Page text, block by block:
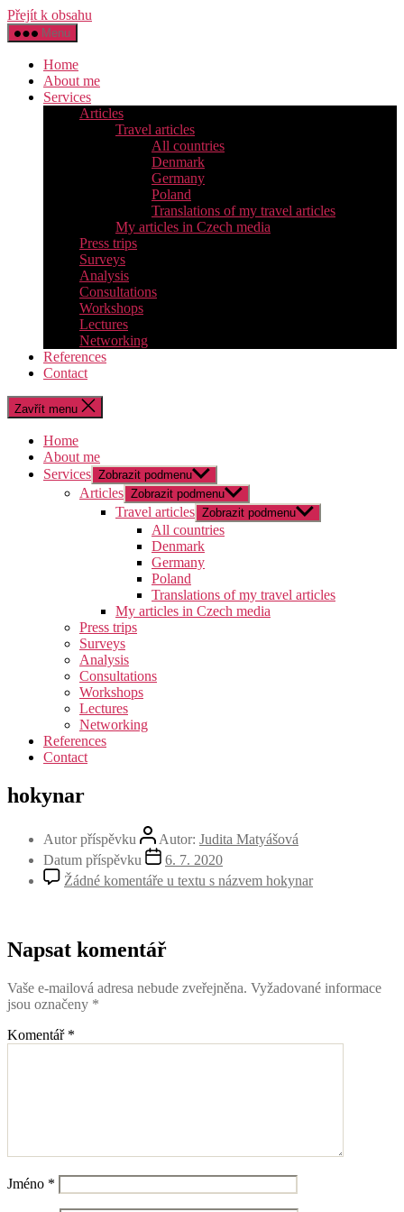
Přejít k obsahu
Menu
Home
About me
Services
Articles
Travel articles
All countries
Denmark
Germany
Poland
Translations of my travel articles
My articles in Czech media
Press trips
Surveys
Analysis
Consultations
Workshops
Lectures
Networking
References
Contact
Zavřít menu
Home
About me
Services Zobrazit podmenu
Articles Zobrazit podmenu
Travel articles Zobrazit podmenu
All countries
Denmark
Germany
Poland
Translations of my travel articles
My articles in Czech media
Press trips
Surveys
Analysis
Consultations
Workshops
Lectures
Networking
References
Contact
hokynar
Autor příspěvku Autor: Judita Matyášová
Datum příspěvku
6. 7. 2020
Žádné komentáře u textu s názvem hokynar
Napsat komentář
Vaše e-mailová adresa nebude zveřejněna. Vyžadované informace
jsou označeny *
Komentář *
Jméno *